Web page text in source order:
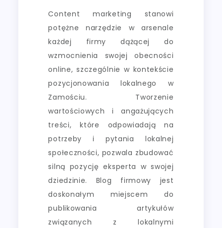
Content marketing stanowi
potężne narzędzie w arsenale
każdej firmy dążącej do
wzmocnienia swojej obecności
online, szczególnie w kontekście
pozycjonowania lokalnego w
Zamościu. Tworzenie
wartościowych i angażujących
treści, które odpowiadają na
potrzeby i pytania lokalnej
społeczności, pozwala zbudować
silną pozycję eksperta w swojej
dziedzinie. Blog firmowy jest
doskonałym miejscem do
publikowania artykułów
związanych z lokalnymi